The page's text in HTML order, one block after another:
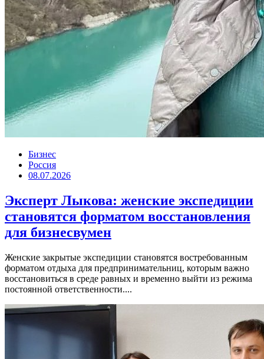
Бизнес
Россия
08.07.2026
Эксперт Лыкова: женские экспедиции
становятся форматом восстановления
для бизнесвумен
Женские закрытые экспедиции становятся востребованным
форматом отдыха для предпринимательниц, которым важно
восстановиться в среде равных и временно выйти из режима
постоянной ответственности....